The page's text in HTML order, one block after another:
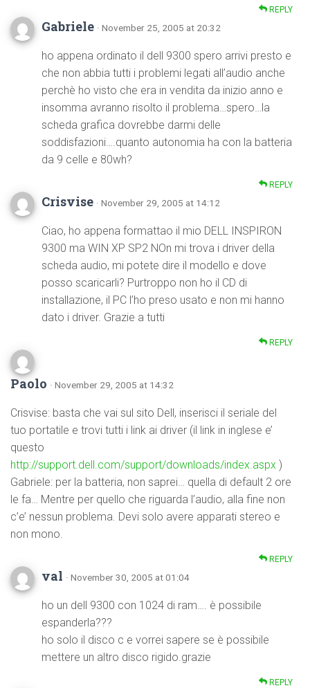
REPLY
Gabriele · November 25, 2005 at 20:32
ho appena ordinato il dell 9300 spero arrivi presto e
che non abbia tutti i problemi legati all’audio anche
perchè ho visto che era in vendita da inizio anno e
insomma avranno risolto il problema…spero…la
scheda grafica dovrebbe darmi delle
soddisfazioni….quanto autonomia ha con la batteria
da 9 celle e 80wh?
REPLY
Crisvise · November 29, 2005 at 14:12
Ciao, ho appena formattao il mio DELL INSPIRON
9300 ma WIN XP SP2 NOn mi trova i driver della
scheda audio, mi potete dire il modello e dove
posso scaricarli? Purtroppo non ho il CD di
installazione, il PC l’ho preso usato e non mi hanno
dato i driver. Grazie a tutti
REPLY
Paolo · November 29, 2005 at 14:32
Crisvise: basta che vai sul sito Dell, inserisci il seriale del
tuo portatile e trovi tutti i link ai driver (il link in inglese e’
questo
http://support.dell.com/support/downloads/index.aspx )
Gabriele: per la batteria, non saprei… quella di default 2 ore
le fa… Mentre per quello che riguarda l’audio, alla fine non
c’e’ nessun problema. Devi solo avere apparati stereo e
non mono.
REPLY
val · November 30, 2005 at 01:04
ho un dell 9300 con 1024 di ram…. è possibile
espanderla???
ho solo il disco c e vorrei sapere se è possibile
mettere un altro disco rigido.grazie
REPLY